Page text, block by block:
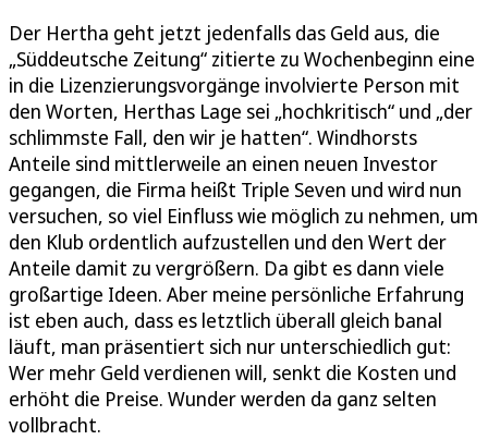
Der Hertha geht jetzt jedenfalls das Geld aus, die
„Süddeutsche Zeitung“ zitierte zu Wochenbeginn eine
in die Lizenzierungsvorgänge involvierte Person mit
den Worten, Herthas Lage sei „hochkritisch“ und „der
schlimmste Fall, den wir je hatten“. Windhorsts
Anteile sind mittlerweile an einen neuen Investor
gegangen, die Firma heißt Triple Seven und wird nun
versuchen, so viel Einfluss wie möglich zu nehmen, um
den Klub ordentlich aufzustellen und den Wert der
Anteile damit zu vergrößern. Da gibt es dann viele
großartige Ideen. Aber meine persönliche Erfahrung
ist eben auch, dass es letztlich überall gleich banal
läuft, man präsentiert sich nur unterschiedlich gut:
Wer mehr Geld verdienen will, senkt die Kosten und
erhöht die Preise. Wunder werden da ganz selten
vollbracht.